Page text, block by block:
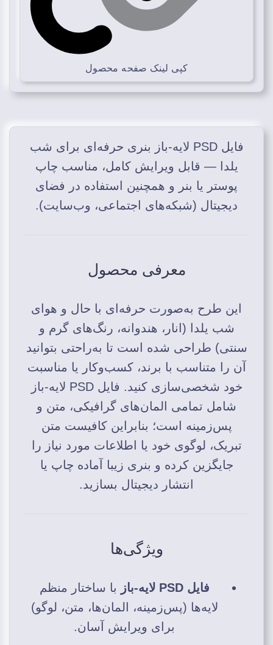
کپی لینک صفحه محصول
فایل PSD لایه‑باز بنری حرفه‌ای برای شب
یلدا — قابل ویرایش کامل، مناسب چاپ
پوستر یا بنر و همچنین استفاده در فضای
دیجیتال (شبکه‌های اجتماعی، وب‌سایت).
معرفی محصول
این طرح به‌صورت حرفه‌ای با حال و هوای
شب یلدا (انار، هندوانه، رنگ‌های گرم و
سنتی) طراحی شده است تا به‌راحتی بتوانید
آن را متناسب با برند، کسب‌وکار یا مناسبت
خود شخصی‌سازی کنید. فایل PSD لایه‑باز
شامل تمامی المان‌های گرافیکی، متن و
پس‌زمینه است؛ بنابراین کافیست متن
تبریک، لوگوی خود یا اطلاعات مورد نیاز را
جایگزین کرده و بنری زیبا آماده چاپ یا
انتشار دیجیتال بسازید.
ویژگی‌ها
فایل PSD لایه‑باز
با ساختار منظم
لایه‌ها (پس‌زمینه، المان‌ها، متن، لوگو)
برای ویرایش آسان.